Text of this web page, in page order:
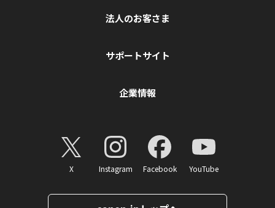
法人のお客さま
サポートサイト
企業情報
X Instagram Facebook YouTube